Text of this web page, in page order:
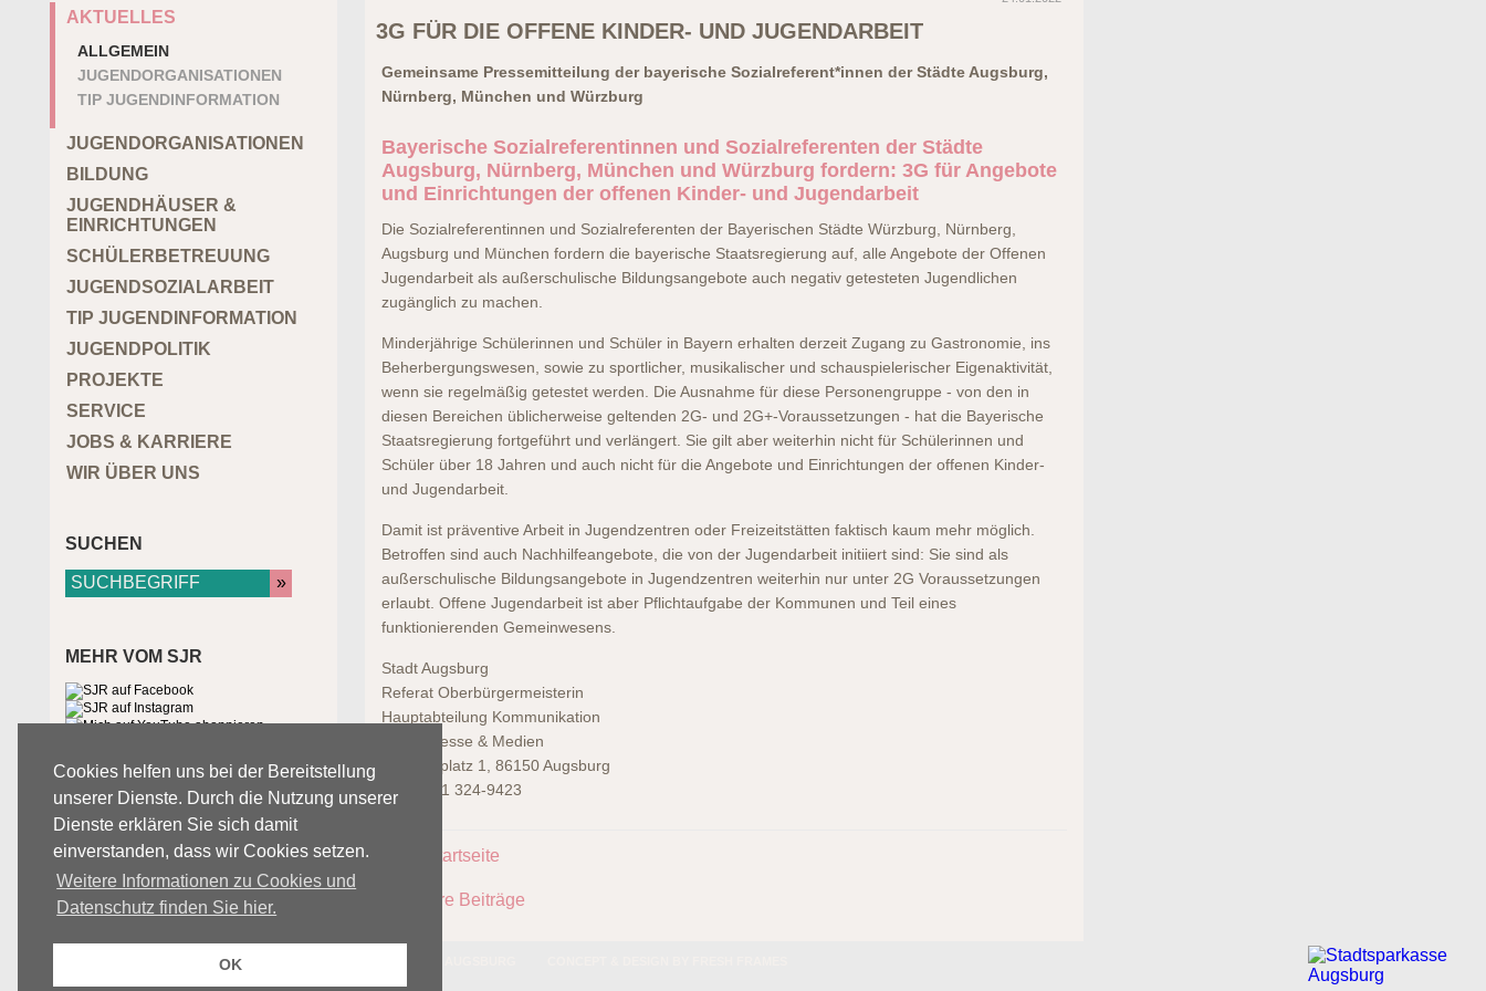
Cookies helfen uns bei der Bereitstellung
unserer Dienste. Durch die Nutzung unserer
Dienste erklären Sie sich damit
einverstanden, dass wir Cookies setzen.
Weitere Informationen zu Cookies und
Datenschutz finden Sie hier.
OK
AKTUELLES
ALLGEMEIN
JUGENDORGANISATIONEN
TIP JUGENDINFORMATION
JUGENDORGANISATIONEN
BILDUNG
JUGENDHÄUSER &
EINRICHTUNGEN
SCHÜLERBETREUUNG
JUGENDSOZIALARBEIT
TIP JUGENDINFORMATION
JUGENDPOLITIK
PROJEKTE
SERVICE
JOBS & KARRIERE
WIR ÜBER UNS
SUCHEN
MEHR VOM SJR
3G FÜR DIE OFFENE KINDER- UND JUGENDARBEIT
Gemeinsame Pressemitteilung der bayerische Sozialreferent*innen der Städte Augsburg,
Nürnberg, München und Würzburg
Bayerische Sozialreferentinnen und Sozialreferenten der Städte
Augsburg, Nürnberg, München und Würzburg fordern: 3G für Angebote
und Einrichtungen der offenen Kinder- und Jugendarbeit
Die Sozialreferentinnen und Sozialreferenten der Bayerischen Städte Würzburg, Nürnberg,
Augsburg und München fordern die bayerische Staatsregierung auf, alle Angebote der Offenen
Jugendarbeit als außerschulische Bildungsangebote auch negativ getesteten Jugendlichen
zugänglich zu machen.
Minderjährige Schülerinnen und Schüler in Bayern erhalten derzeit Zugang zu Gastronomie, ins
Beherbergungswesen, sowie zu sportlicher, musikalischer und schauspielerischer Eigenaktivität,
wenn sie regelmäßig getestet werden. Die Ausnahme für diese Personengruppe - von den in
diesen Bereichen üblicherweise geltenden 2G- und 2G+-Voraussetzungen - hat die Bayerische
Staatsregierung fortgeführt und verlängert. Sie gilt aber weiterhin nicht für Schülerinnen und
Schüler über 18 Jahren und auch nicht für die Angebote und Einrichtungen der offenen Kinder-
und Jugendarbeit.
Damit ist präventive Arbeit in Jugendzentren oder Freizeitstätten faktisch kaum mehr möglich.
Betroffen sind auch Nachhilfeangebote, die von der Jugendarbeit initiiert sind: Sie sind als
außerschulische Bildungsangebote in Jugendzentren weiterhin nur unter 2G Voraussetzungen
erlaubt. Offene Jugendarbeit ist aber Pflichtaufgabe der Kommunen und Teil eines
funktionierenden Gemeinwesens.
Stadt Augsburg
Referat Oberbürgermeisterin
Hauptabteilung Kommunikation
Team Presse & Medien
Rathausplatz 1, 86150 Augsburg
Tel.: 0821 324-9423
zur Startseite
weitere Beiträge